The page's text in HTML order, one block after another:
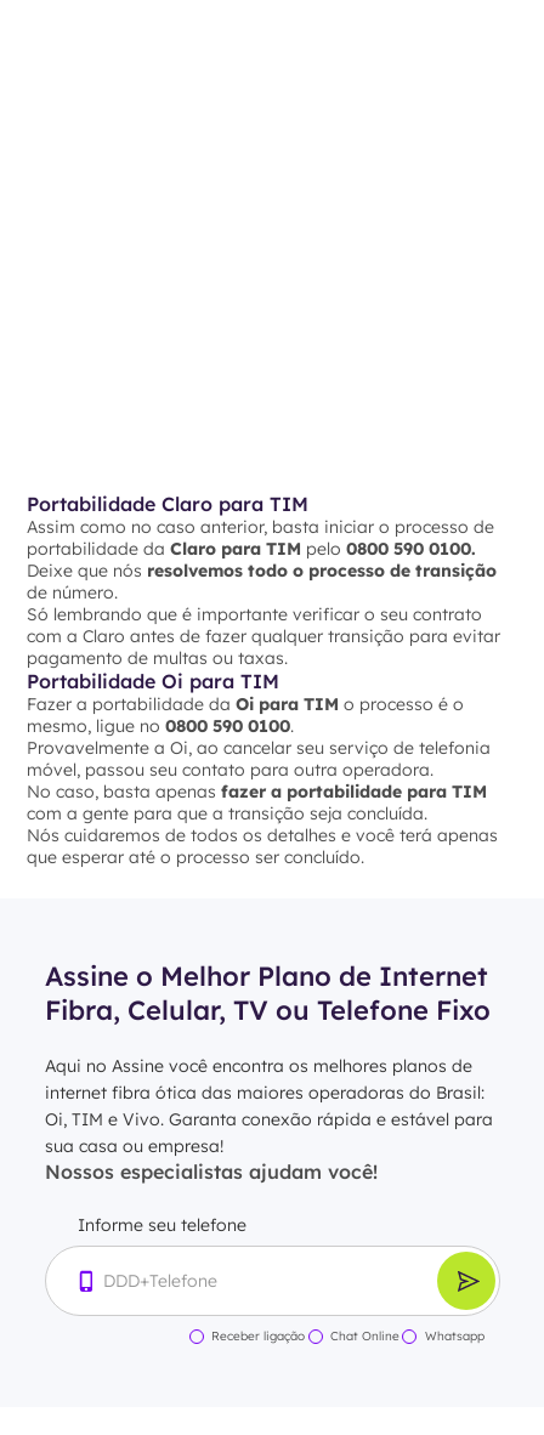
Portabilidade Claro para TIM
Assim como no caso anterior, basta iniciar o processo de
portabilidade daClaro para TIM pelo0800 590 0100.
Deixe que nós resolvemos todo o processo de transição
de número.
Só lembrando que é importante verificar o seu contrato
com a Claro antes de fazer qualquer transição para evitar
pagamento de multas ou taxas.
Portabilidade Oi para TIM
Fazer a portabilidade daOi para TIMo processo é o
mesmo, ligue no0800 590 0100.
Provavelmente a Oi, ao cancelar seu serviço de telefonia
móvel, passou seu contato para outra operadora.
No caso, basta apenasfazer a portabilidade para TIM
com a gente para que a transição seja concluída.
Nós cuidaremos de todos os detalhes e você terá apenas
que esperar até o processo ser concluído.
Assine o Melhor Plano de Internet
Fibra, Celular, TV ou Telefone Fixo
Aqui no Assine você encontra os melhores planos de
internet fibra ótica das maiores operadoras do Brasil:
Oi, TIM e Vivo. Garanta conexão rápida e estável para
sua casa ou empresa!
Nossos especialistas ajudam você!
Informe seu telefone
Receber ligação Chat Online Whatsapp